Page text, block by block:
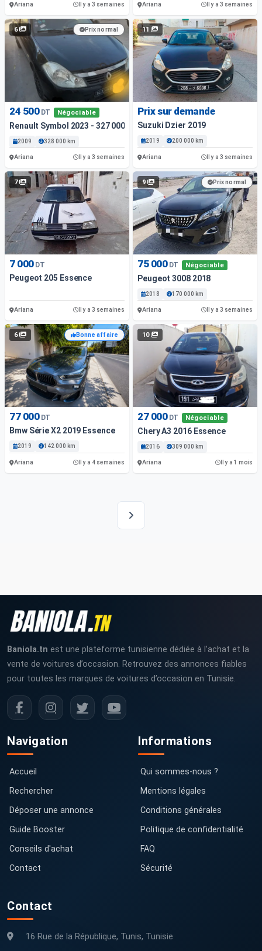
Ariana Il y a 3 semaines Ariana Il y a 3 semaines
6 Prix normal
24 500 DT Négociable
Renault Symbol 2023 - 327 000 Km - Essence
2009 328 000 km
Ariana Il y a 3 semaines
11
Prix sur demande
Suzuki Dzier 2019
2019 200 000 km
Ariana Il y a 3 semaines
7
7 000 DT
Peugeot 205 Essence
Ariana Il y a 3 semaines
9 Prix normal
75 000 DT Négociable
Peugeot 3008 2018
2018 170 000 km
Ariana Il y a 3 semaines
6 Bonne affaire
77 000 DT
Bmw Série X2 2019 Essence
2019 142 000 km
Ariana Il y a 4 semaines
10
27 000 DT Négociable
Chery A3 2016 Essence
2016 309 000 km
Ariana Il y a 1 mois
Baniola.tn est une plateforme tunisienne dédiée à l’achat et la
vente de voitures d’occasion. Retrouvez des annonces fiables
pour toutes les marques de voitures d’occasion en Tunisie.
Navigation
Accueil
Rechercher
Déposer une annonce
Guide Booster
Conseils d'achat
Contact
Informations
Qui sommes-nous ?
Mentions légales
Conditions générales
Politique de confidentialité
FAQ
Sécurité
Contact
16 Rue de la République, Tunis, Tunisie